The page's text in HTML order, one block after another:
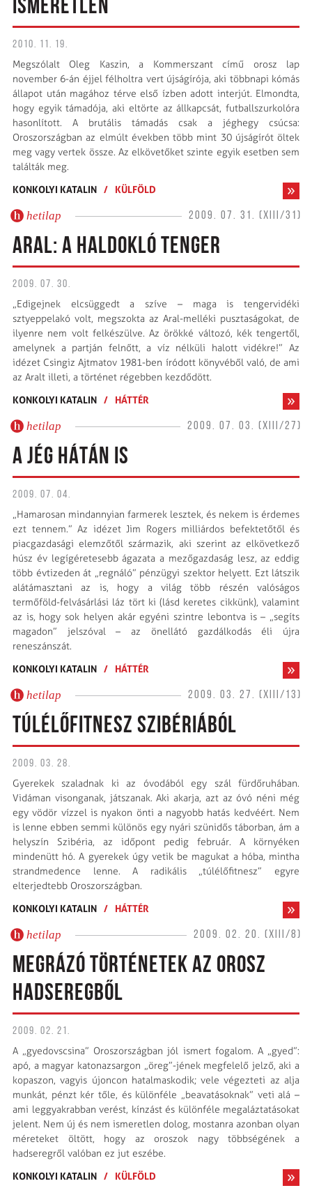
ISMERETLEN
2010. 11. 19.
Megszólalt Oleg Kaszin, a Kommerszant című orosz lap
november 6-án éjjel félholtra vert újságírója, aki többnapi kómás
állapot után magához térve első ízben adott interjút. Elmondta,
hogy egyik támadója, aki eltörte az állkapcsát, futballszurkolóra
hasonlított. A brutális támadás csak a jéghegy csúcsa:
Oroszországban az elmúlt években több mint 30 újságírót öltek
meg vagy vertek össze. Az elkövetőket szinte egyik esetben sem
találták meg.
KONKOLYI KATALIN / KÜLFÖLD
hetilap 2009. 07. 31. (XIII/31)
ARAL: A HALDOKLÓ TENGER
2009. 07. 30.
„Edigejnek elcsüggedt a szíve – maga is tengervidéki
sztyeppelakó volt, megszokta az Aral-melléki pusztaságokat, de
ilyenre nem volt felkészülve. Az örökké változó, kék tengertől,
amelynek a partján felnőtt, a víz nélküli halott vidékre!” Az
idézet Csingiz Ajtmatov 1981-ben íródott könyvéből való, de ami
az Aralt illeti, a történet régebben kezdődött.
KONKOLYI KATALIN / HÁTTÉR
hetilap 2009. 07. 03. (XIII/27)
A JÉG HÁTÁN IS
2009. 07. 04.
„Hamarosan mindannyian farmerek lesztek, és nekem is érdemes
ezt tennem.” Az idézet Jim Rogers milliárdos befektetőtől és
piacgazdasági elemzőtől származik, aki szerint az elkövetkező
húsz év legígéretesebb ágazata a mezőgazdaság lesz, az eddig
több évtizeden át „regnáló” pénzügyi szektor helyett. Ezt látszik
alátámasztani az is, hogy a világ több részén valóságos
termőföld-felvásárlási láz tört ki (lásd keretes cikkünk), valamint
az is, hogy sok helyen akár egyéni szintre lebontva is – „segíts
magadon” jelszóval – az önellátó gazdálkodás éli újra
reneszánszát.
KONKOLYI KATALIN / HÁTTÉR
hetilap 2009. 03. 27. (XIII/13)
TÚLÉLŐFITNESZ SZIBÉRIÁBÓL
2009. 03. 28.
Gyerekek szaladnak ki az óvodából egy szál fürdőruhában.
Vidáman visonganak, játszanak. Aki akarja, azt az óvó néni még
egy vödör vízzel is nyakon önti a nagyobb hatás kedvéért. Nem
is lenne ebben semmi különös egy nyári szünidős táborban, ám a
helyszín Szibéria, az időpont pedig február. A környéken
mindenütt hó. A gyerekek úgy vetik be magukat a hóba, mintha
strandmedence lenne. A radikális „túlélőfitnesz” egyre
elterjedtebb Oroszországban.
KONKOLYI KATALIN / HÁTTÉR
hetilap 2009. 02. 20. (XIII/8)
MEGRÁZÓ TÖRTÉNETEK AZ OROSZ
HADSEREGBŐL
2009. 02. 21.
A „gyedovscsina” Oroszországban jól ismert fogalom. A „gyed”:
apó, a magyar katonazsargon „öreg”-jének megfelelő jelző, aki a
kopaszon, vagyis újoncon hatalmaskodik; vele végezteti az alja
munkát, pénzt kér tőle, és különféle „beavatásoknak” veti alá –
ami leggyakrabban verést, kínzást és különféle megaláztatásokat
jelent. Nem új és nem ismeretlen dolog, mostanra azonban olyan
méreteket öltött, hogy az oroszok nagy többségének a
hadseregről valóban ez jut eszébe.
KONKOLYI KATALIN / KÜLFÖLD